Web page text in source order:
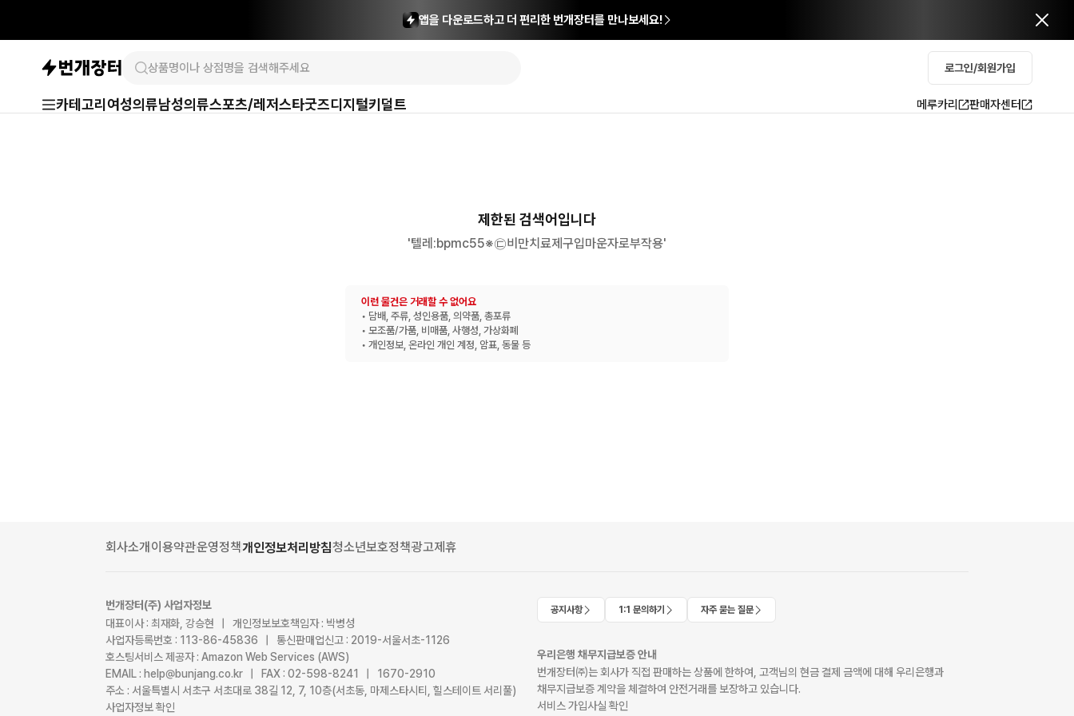
앱을 다운로드하고 더 편리한 번개장터를 만나보세요!
로그인/회원가입
카테고리 여성의류남성의류스포츠/레저스타굿즈디지털키덜트 메루카리 판매자센터
제한된 검색어입니다
'텔레:bpmc55※㉢비만치료제구입마운자로부작용'
이런 물건은 거래할 수 없어요
• 담배, 주류, 성인용품, 의약품, 총포류
• 모조품/가품, 비매품, 사행성, 가상화폐
• 개인정보, 온라인 개인 계정, 암표, 동물 등
회사소개이용약관운영정책개인정보처리방침청소년보호정책광고제휴
번개장터(주) 사업자정보
대표이사 : 최재화, 강승현 | 개인정보보호책임자 : 박병성
사업자등록번호 : 113-86-45836 | 통신판매업신고 : 2019-서울서초-1126
호스팅서비스 제공자 : Amazon Web Services (AWS)
EMAIL : help@bunjang.co.kr | FAX : 02-598-8241 | 1670-2910
주소 : 서울특별시 서초구 서초대로 38길 12, 7, 10층(서초동, 마제스타시티, 힐스테이트 서리풀)
사업자정보 확인
공지사항 1:1 문의하기 자주 묻는 질문
우리은행 채무지급보증 안내
번개장터㈜는 회사가 직접 판매하는 상품에 한하여, 고객님의 현금 결제 금액에 대해 우리은행과
채무지급보증 계약을 체결하여 안전거래를 보장하고 있습니다.
서비스 가입사실 확인